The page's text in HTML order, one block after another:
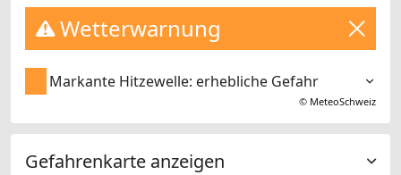
Wetterwarnung
Markante Hitzewelle: erhebliche Gefahr
© MeteoSchweiz
Gefahrenkarte anzeigen